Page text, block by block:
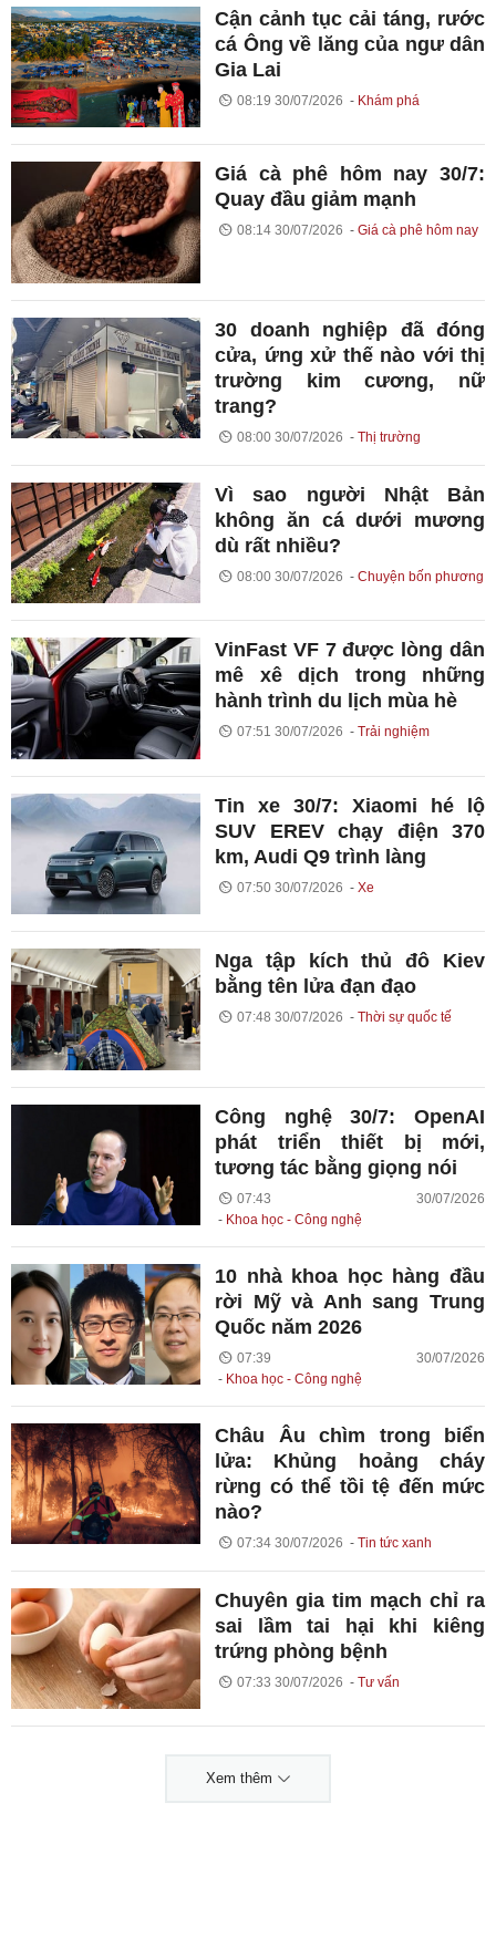
Cận cảnh tục cải táng, rước
cá Ông về lăng của ngư dân
Gia Lai
08:19 30/07/2026 Khám phá
Giá cà phê hôm nay 30/7:
Quay đầu giảm mạnh
08:14 30/07/2026 Giá cà phê hôm nay
30 doanh nghiệp đã đóng
cửa, ứng xử thế nào với thị
trường kim cương, nữ
trang?
08:00 30/07/2026 Thị trường
Vì sao người Nhật Bản
không ăn cá dưới mương
dù rất nhiều?
08:00 30/07/2026 Chuyện bốn phương
VinFast VF 7 được lòng dân
mê xê dịch trong những
hành trình du lịch mùa hè
07:51 30/07/2026 Trải nghiệm
Tin xe 30/7: Xiaomi hé lộ
SUV EREV chạy điện 370
km, Audi Q9 trình làng
07:50 30/07/2026 Xe
Nga tập kích thủ đô Kiev
bằng tên lửa đạn đạo
07:48 30/07/2026 Thời sự quốc tế
Công nghệ 30/7: OpenAI
phát triển thiết bị mới,
tương tác bằng giọng nói
07:43 30/07/2026
Khoa học - Công nghệ
10 nhà khoa học hàng đầu
rời Mỹ và Anh sang Trung
Quốc năm 2026
07:39 30/07/2026
Khoa học - Công nghệ
Châu Âu chìm trong biển
lửa: Khủng hoảng cháy
rừng có thể tồi tệ đến mức
nào?
07:34 30/07/2026 Tin tức xanh
Chuyên gia tim mạch chỉ ra
sai lầm tai hại khi kiêng
trứng phòng bệnh
07:33 30/07/2026 Tư vấn
Xem thêm